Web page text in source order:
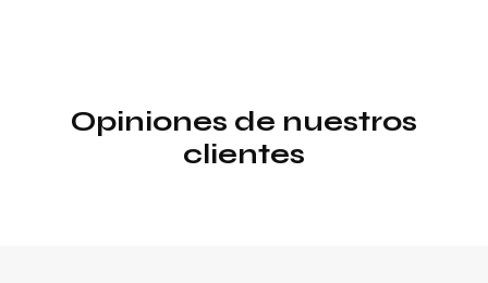
Opiniones de nuestros
clientes